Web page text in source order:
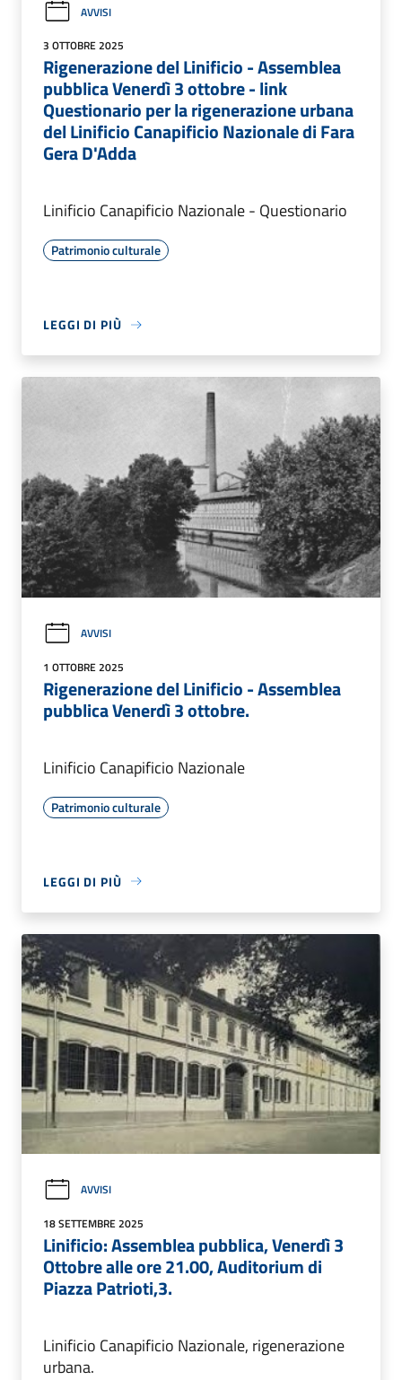
AVVISI
3 OTTOBRE 2025
Rigenerazione del Linificio - Assemblea
pubblica Venerdì 3 ottobre - link
Questionario per la rigenerazione urbana
del Linificio Canapificio Nazionale di Fara
Gera D'Adda
Linificio Canapificio Nazionale - Questionario
Patrimonio culturale
LEGGI DI PIÙ
AVVISI
1 OTTOBRE 2025
Rigenerazione del Linificio - Assemblea
pubblica Venerdì 3 ottobre.
Linificio Canapificio Nazionale
Patrimonio culturale
LEGGI DI PIÙ
AVVISI
18 SETTEMBRE 2025
Linificio: Assemblea pubblica, Venerdì 3
Ottobre alle ore 21.00, Auditorium di
Piazza Patrioti,3.
Linificio Canapificio Nazionale, rigenerazione
urbana.